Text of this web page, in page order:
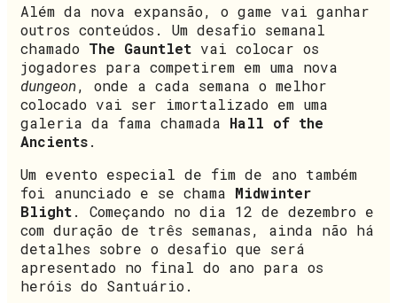
Além da nova expansão, o game vai ganhar
outros conteúdos. Um desafio semanal
chamado The Gauntlet vai colocar os
jogadores para competirem em uma nova
dungeon, onde a cada semana o melhor
colocado vai ser imortalizado em uma
galeria da fama chamada Hall of the
Ancients.
Um evento especial de fim de ano também
foi anunciado e se chama Midwinter
Blight. Começando no dia 12 de dezembro e
com duração de três semanas, ainda não há
detalhes sobre o desafio que será
apresentado no final do ano para os
heróis do Santuário.